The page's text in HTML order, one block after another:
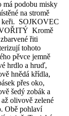
má podobu misky
na stromě
keři. SOJKOVEC
Kromě
řiti
tohoto
pěvce jemně
hrdlo a hruď,
hnědá křídla,
přes oko,
šedý zobák a
až olivově zelené
Obě pohlaví